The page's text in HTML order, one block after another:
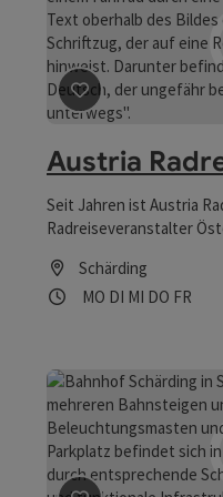
Beitrag merken
Austria
Seit Jahren ist Austria
Radreiseveranstalter
Arbeit, für Sie die
organisieren.
Schärding
Öffnungszeiten
MO Montag geöffnet
DI Dienstag
MI Mittwoch
DO FR